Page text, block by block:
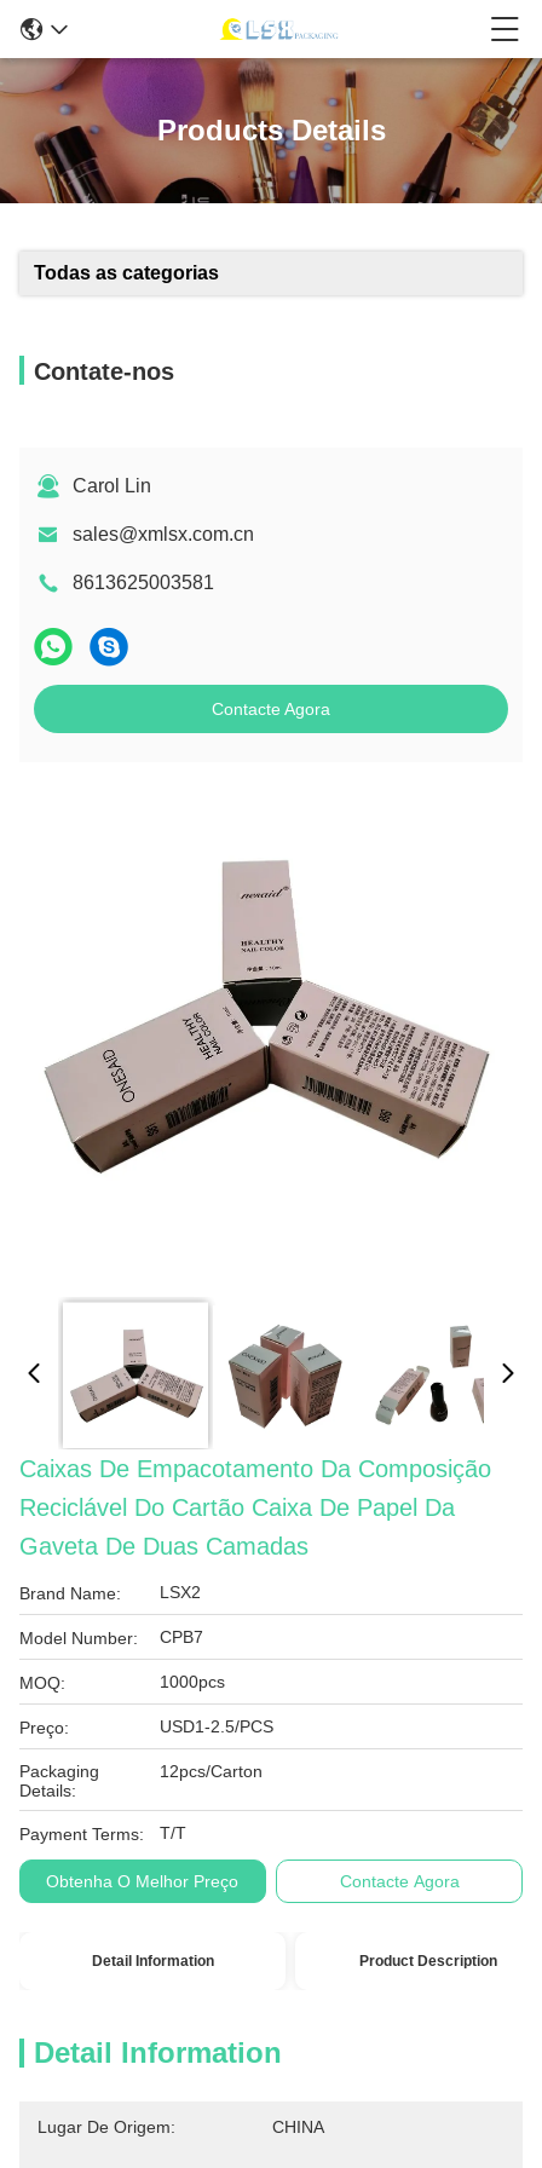
Products Details
Todas as categorias
Contate-nos
Carol Lin
sales@xmlsx.com.cn
8613625003581
Contacte Agora
Caixas De Empacotamento Da Composição
Reciclável Do Cartão Caixa De Papel Da
Gaveta De Duas Camadas
Brand Name: LSX2
Model Number: CPB7
MOQ: 1000pcs
Preço: USD1-2.5/PCS
Packaging
Details:
12pcs/Carton
Payment Terms: T/T
Obtenha O Melhor Preço Contacte Agora
Detail Information Product Description
Detail Information
Lugar De Origem: CHINA